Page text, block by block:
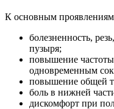
К основным проявлениям
болезненность,
пузыря;
повышение
одновременным
повышение общей
боль в нижней
дискомфорт при